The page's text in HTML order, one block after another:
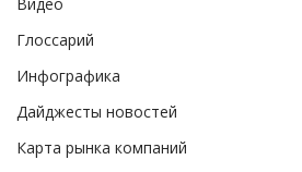
Видео
Глоссарий
Инфографика
Дайджесты новостей
Карта рынка компаний